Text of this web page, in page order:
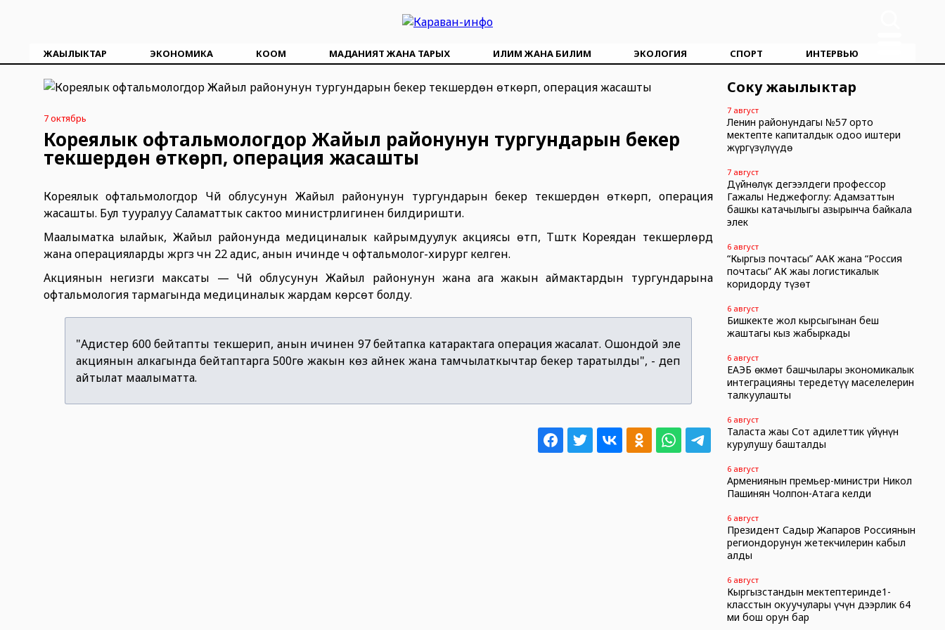
ЖАҢЫЛЫКТАР ЭКОНОМИКА КООМ МАДАНИЯТ ЖАНА ТАРЫХ ИЛИМ ЖАНА БИЛИМ ЭКОЛОГИЯ СПОРТ ИНТЕРВЬЮ
7 октябрь
Кореялык офтальмологдор Жайыл районунун тургундарын бекер
текшерүүдөн өткөрүп, операция жасашты
Кореялык офтальмологдор Чүй облусунун Жайыл районунун тургундарын бекер текшерүүдөн өткөрүп, операция
жасашты. Бул тууралуу Саламаттык сактоо министрлигинен билдиришти.
Маалыматка ылайык, Жайыл районунда медициналык кайрымдуулук акциясы өтүп, Түштүк Кореядан текшерүүлөрдү
жана операцияларды жүргүзүү үчүн 22 адис, анын ичинде үч офтальмолог-хирург келген.
Акциянын негизги максаты — Чүй облусунун Жайыл районунун жана ага жакын аймактардын тургундарына
офтальмология тармагында медициналык жардам көрсөтүү болду.
"Адистер 600 бейтапты текшерип, анын ичинен 97 бейтапка катарактага операция жасалат. Ошондой эле
акциянын алкагында бейтаптарга 500гө жакын көз айнек жана тамчылаткычтар бекер таратылды", - деп
айтылат маалыматта.
Соңку жаңылыктар
7 август
Ленин районундагы №57 орто
мектепте капиталдык оңдоо иштери
жүргүзүлүүдө
7 август
Дүйнөлүк деңгээлдеги профессор
Гажалы Неджефоглу: Адамзаттын
башкы катачылыгы азырынча байкала
элек
6 август
“Кыргыз почтасы” ААК жана “Россия
почтасы” АК жаңы логистикалык
коридорду түзөт
6 август
Бишкекте жол кырсыгынан беш
жаштагы кыз жабыркады
6 август
ЕАЭБ өкмөт башчылары экономикалык
интеграцияны тереңдетүү маселелерин
талкуулашты
6 август
Таласта жаңы Сот адилеттик үйүнүн
курулушу башталды
6 август
Армениянын премьер-министри Никол
Пашинян Чолпон-Атага келди
6 август
Президент Садыр Жапаров Россиянын
региондорунун жетекчилерин кабыл
алды
6 август
Кыргызстандын мектептеринде1-
класстын окуучулары үчүн дээрлик 64
миң бош орун бар